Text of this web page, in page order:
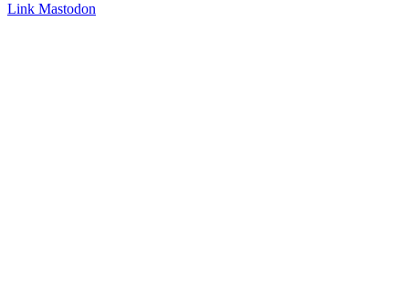
Link Mastodon